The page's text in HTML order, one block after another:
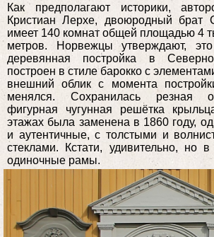
Как предполагают историки,
Кристиан Лерхе, двоюродный брат
имеет 140 комнат общей площадью 4
метров. Норвежцы утверждают,
деревянная постройка в
построен в стиле барокко с
внешний облик с момента
менялся. Сохранилась резная
фигурная чугунная решётка
этажах была заменена в 1860 году,
и аутентичные, с толстыми и
стеклами. Кстати, удивительно, но
одиночные рамы.